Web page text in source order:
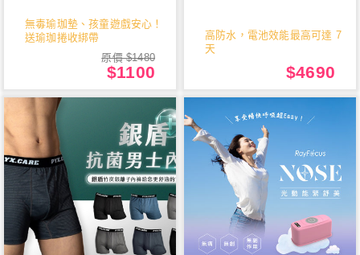
無毒瑜珈墊、孩童遊戲安心！
送瑜珈捲收綁帶
原價 $1480
$1100
高防水，電池效能最高可達 7
天
$4690